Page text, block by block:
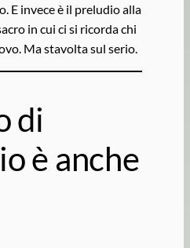
E invece è il preludio alla
in cui ci si ricorda chi
Ma stavolta sul serio.
di
è anche